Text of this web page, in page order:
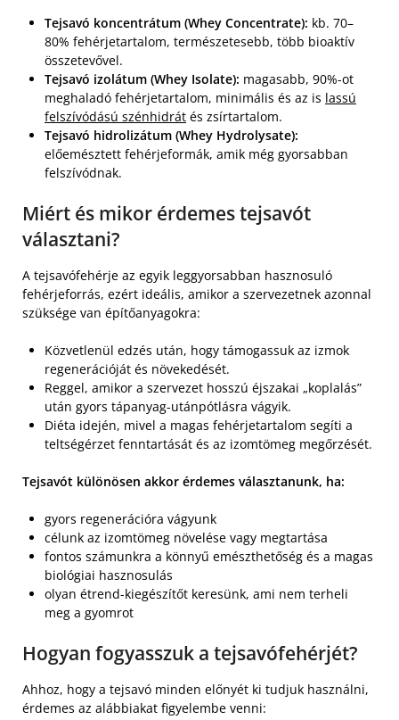
Tejsavó koncentrátum (Whey Concentrate): kb. 70–
80% fehérjetartalom, természetesebb, több bioaktív
összetevővel.
Tejsavó izolátum (Whey Isolate): magasabb, 90%-ot
meghaladó fehérjetartalom, minimális és az is lassú
felszívódású szénhidrát és zsírtartalom.
Tejsavó hidrolizátum (Whey Hydrolysate):
előemésztett fehérjeformák, amik még gyorsabban
felszívódnak.
Miért és mikor érdemes tejsavót
választani?
A tejsavófehérje az egyik leggyorsabban hasznosuló
fehérjeforrás, ezért ideális, amikor a szervezetnek azonnal
szüksége van építőanyagokra:
Közvetlenül edzés után, hogy támogassuk az izmok
regenerációját és növekedését.
Reggel, amikor a szervezet hosszú éjszakai „koplalás”
után gyors tápanyag-utánpótlásra vágyik.
Diéta idején, mivel a magas fehérjetartalom segíti a
teltségérzet fenntartását és az izomtömeg megőrzését.
Tejsavót különösen akkor érdemes választanunk, ha:
gyors regenerációra vágyunk
célunk az izomtömeg növelése vagy megtartása
fontos számunkra a könnyű emészthetőség és a magas
biológiai hasznosulás
olyan étrend-kiegészítőt keresünk, ami nem terheli
meg a gyomrot
Hogyan fogyasszuk a tejsavófehérjét?
Ahhoz, hogy a tejsavó minden előnyét ki tudjuk használni,
érdemes az alábbiakat figyelembe venni: